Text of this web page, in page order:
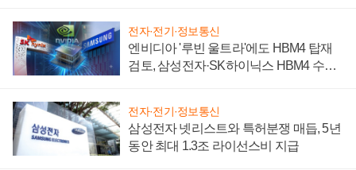
전자·전기·정보통신
엔비디아 '루빈 울트라'에도 HBM4 탑재
검토, 삼성전자·SK하이닉스 HBM4 수율
전자·전기·정보통신
삼성전자 넷리스트와 특허분쟁 매듭, 5년
동안 최대 1.3조 라이선스비 지급